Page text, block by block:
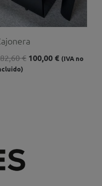
€ 100,00€ (IVA no